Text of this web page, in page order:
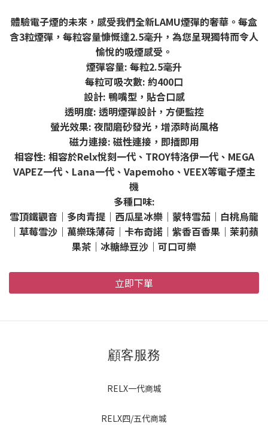
體驗電子煙的未來，感受我們全新LAMU煙彈的奢華。每盒
含3粒煙彈，每粒容量慷慨達2.5毫升，為您呈現獨特而令人
愉悅的吸煙感受。
煙彈容量: 每粒2.5毫升
每粒可吸次數: 約400口
設計: 鴨嘴型，貼合口感
透明度: 透明煙彈設計，方便監控
螢光效果: 夜間磨砂發光，增添時尚風格
磁力連接: 磁性連接，即插即用
相容性: 相容於Relx悅刻一代、TROY特洛伊一代、MEGA
VAPEZ一代、Lana一代、Vapemoho、VEEX等電子煙主
機
多種口味:
雪頂鐵觀音｜多肉青提｜西瓜星冰樂｜蒙特雪茄｜白桃烏龍
｜草莓雪沙｜萬樂珠薄荷｜卡布奇諾｜紫香百香果｜茉莉蘋
果茶｜冰糖綠豆沙｜可口可樂
立即下單
顧客服務
RELX一代商城
RELX四/五代商城